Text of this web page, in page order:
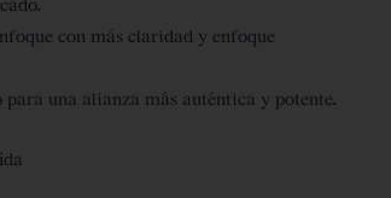
con más claridad y enfoque
una alianza más auténtica y potente.